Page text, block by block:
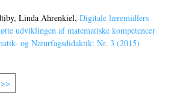
Linda Ahrenkiel, Digitale læremidlers
udviklingen af matematiske kompetencer
og Naturfagsdidaktik: Nr. 3 (2015)
>>